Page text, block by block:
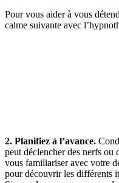
Pour vous aider à vous
calme suivante avec
2. Planifiez à l’avance.
peut déclencher des nerfs ou
vous familiariser avec votre
pour découvrir les différents